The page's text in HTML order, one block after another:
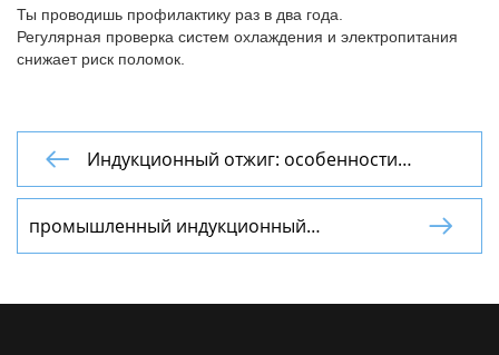
Ты проводишь профилактику раз в два года.
Регулярная проверка систем охлаждения и электропитания
снижает риск поломок.

Индукционный отжиг: особенности
процесса для алюминия, стали и меди
промышленный индукционный
нагреватель
